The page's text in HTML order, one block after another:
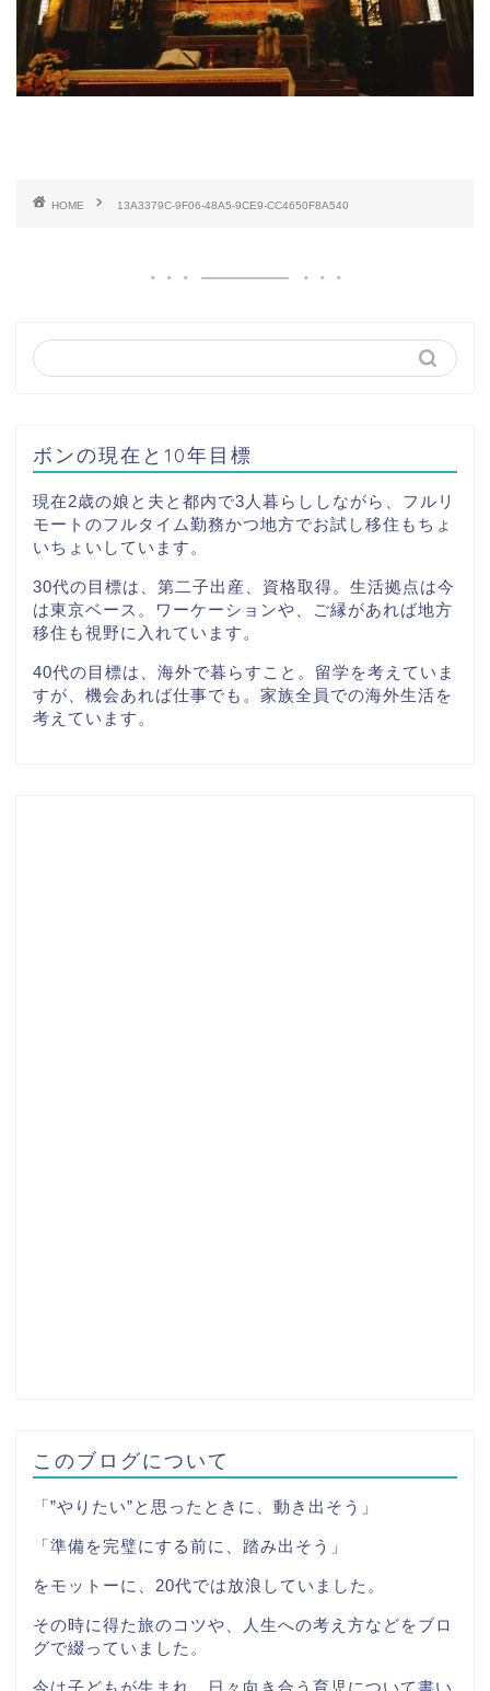
HOME 13A3379C-9F06-48A5-9CE9-CC4650F8A540
ボンの現在と10年目標
現在2歳の娘と夫と都内で3人暮らししながら、フルリ
モートのフルタイム勤務かつ地方でお試し移住もちょ
いちょいしています。
30代の目標は、第二子出産、資格取得。生活拠点は今
は東京ベース。ワーケーションや、ご縁があれば地方
移住も視野に入れています。
40代の目標は、海外で暮らすこと。留学を考えていま
すが、機会あれば仕事でも。家族全員での海外生活を
考えています。
このブログについて
「”やりたい”と思ったときに、動き出そう」
「準備を完璧にする前に、踏み出そう」
をモットーに、20代では放浪していました。
その時に得た旅のコツや、人生への考え方などをブロ
グで綴っていました。